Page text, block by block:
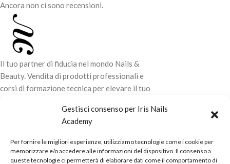
Gestisci consenso per Iris Nails
Academy
Per fornire le migliori esperienze, utilizziamo tecnologie come i cookie per
memorizzare e/o accedere alle informazioni del dispositivo. Il consenso a
queste tecnologie ci permetterà di elaborare dati come il comportamento di
Ancora non ci sono recensioni.
Il tuo partner di fiducia nel mondo Nails &
Beauty. Vendita di prodotti professionali e
corsi di formazione tecnica per elevare il tuo
LINK UTILI